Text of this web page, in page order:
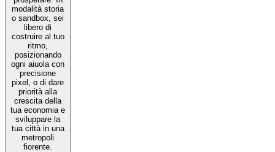
modalità storia
o sandbox, sei
libero di
costruire al tuo
ritmo,
posizionando
ogni aiuola con
precisione
pixel, o di dare
priorità alla
crescita della
tua economia e
sviluppare la
tua città in una
metropoli
fiorente.